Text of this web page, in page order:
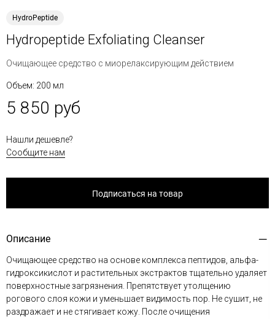
HydroPeptide
Hydropeptide Exfoliating Cleanser
Очищающее средство с миорелаксирующим действием
Объем: 200 мл
5 850 руб
Нашли дешевле?
Сообщите нам
Подписаться на товар
Описание
Очищающее средство на основе комплекса пептидов, альфа-
гидроксикислот и растительных экстрактов тщательно удаляет
поверхностные загрязнения. Препятствует утолщению
рогового слоя кожи и уменьшает видимость пор. Не сушит, не
раздражает и не стягивает кожу. После очищения